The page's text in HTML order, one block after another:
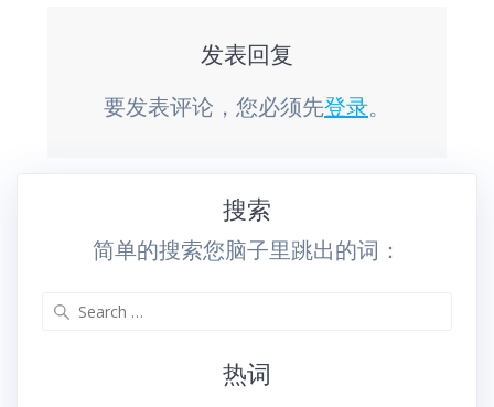
发表回复
要发表评论，您必须先登录。
搜索
简单的搜索您脑子里跳出的词：
热词